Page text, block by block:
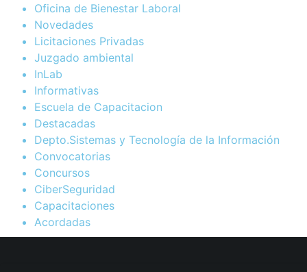
Oficina de Bienestar Laboral
Novedades
Licitaciones Privadas
Juzgado ambiental
InLab
Informativas
Escuela de Capacitacion
Destacadas
Depto.Sistemas y Tecnología de la Información
Convocatorias
Concursos
CiberSeguridad
Capacitaciones
Acordadas